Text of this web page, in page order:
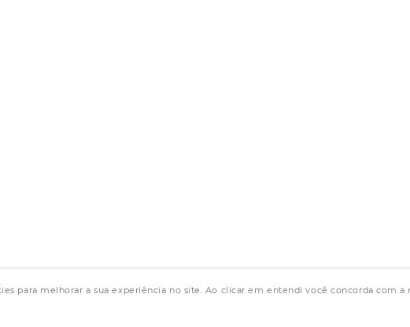
para melhorar a sua experiência no site. Ao clicar em entendi você concorda com a